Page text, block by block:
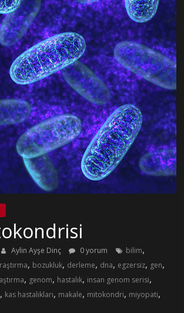
Aylin Ayşe Dinç 0 yorum bilim,
, bozukluk, derleme, dna, egzersiz, gen,
, genom, hastalık, insan genom serisi,
, kas hastalıkları, makale, mitokondri, miyopati,